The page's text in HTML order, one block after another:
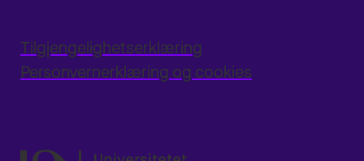
Tilgjengelighetserklæring
Personvernerklæring og cookies